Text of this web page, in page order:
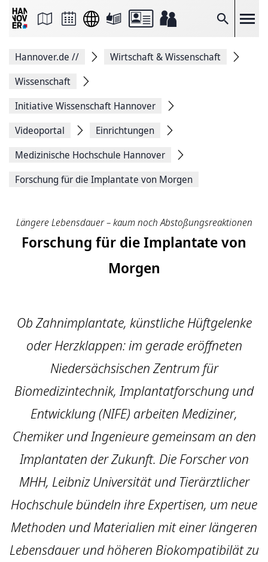
Suche
Seite
Facebook
teilen
Seitenlink
Seite
Hannover.de //
Wirtschaft & Wissenschaft
Wissenschaft
Initiative Wissenschaft Hannover
Videoportal
Einrichtungen
Medizinische ­Hochschule ­Hannover
Forschung für die Implantate von Morgen
Längere Lebensdauer – kaum noch Abstoßungsreaktionen
Forschung für die Implantate von
Morgen
Ob Zahnimplantate, künstliche Hüftgelenke
oder Herzklappen: im gerade eröffneten
Niedersächsischen Zentrum für
Biomedizintechnik, Implantatforschung und
Entwicklung (NIFE) arbeiten Mediziner,
Chemiker und Ingenieure gemeinsam an den
Implantaten der Zukunft. Die Forscher von
MHH, Leibniz Universität und Tierärztlicher
Hochschule bündeln ihre Expertisen, um neue
Methoden und Materialien mit einer längeren
Lebensdauer und höheren Biokompatibilät zu